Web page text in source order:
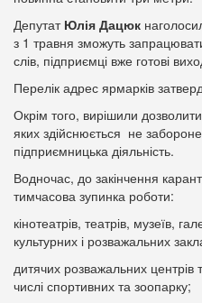
Депутат Юлія Дацюк
з 1 травня зможуть
слів, підприємці вже готові
Перелік адрес ярмарків
Окрім того, вирішили
яких здійснюється не
підприємницька діяльність.
Водночас, до закінчення
тимчасова зупинка роботи:
кінотеатрів, театрів, музеїв,
культурних і розважальних
дитячих розважальних центрів
числі спортивних та зоопарку;